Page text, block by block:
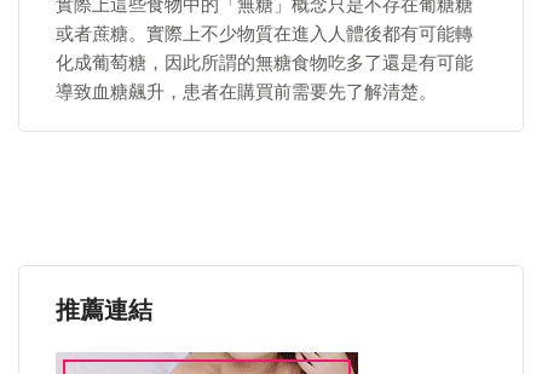
實際上這些食物中的「無糖」概念只是不存在葡糖糖
或者蔗糖。實際上不少物質在進入人體後都有可能轉
化成葡萄糖，因此所謂的無糖食物吃多了還是有可能
導致血糖飆升，患者在購買前需要先了解清楚。
推薦連結